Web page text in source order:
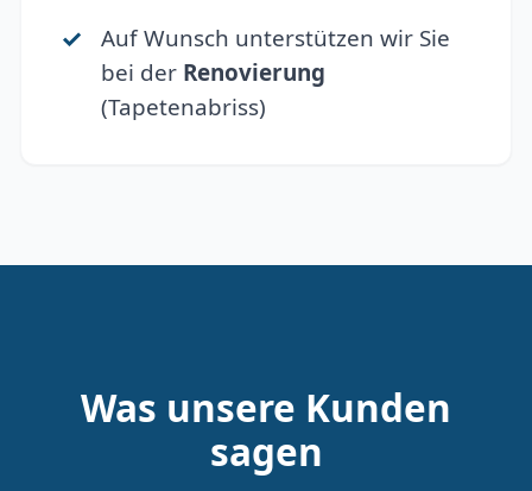
Auf Wunsch unterstützen wir Sie
bei der Renovierung
(Tapetenabriss)
Was unsere Kunden
sagen